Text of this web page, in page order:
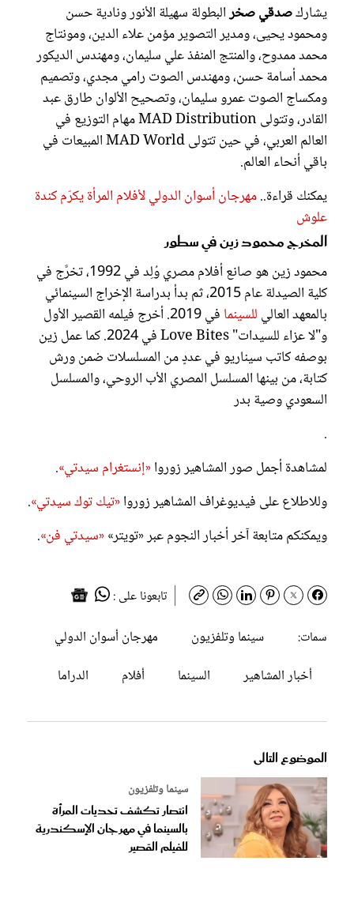
يشاركصدقي صخرالبطولة سهيلة الأنور ونادية حسن
ومحمود يحيى، ومدير التصوير مؤمن علاء الدين، ومونتاج
محمد ممدوح، والمنتج المنفذ علي سليمان، ومهندس الديكور
محمد أسامة حسن، ومهندس الصوت رامي مجدي، وتصميم
ومكساج الصوت عمرو سليمان، وتصحيح الألوان طارق عبد
القادر، وتتولى MAD Distribution مهام التوزيع في
العالم العربي، في حين تتولى MAD World المبيعات في
باقي أنحاء العالم.
يمكنك قراءة..مهرجان أسوان الدولي لأفلام المرأة يكرّم كندة
علوش
المخرج محمود زين في سطور
محمود زين هو صانع أفلام مصري وُلِد في 1992، تخرَّج في
كلية الصيدلة عام 2015، ثم بدأ بدراسة الإخراج السينمائي
بالمعهد العالي للسينما
في 2019. أخرج فيلمه القصير الأول
و"لا عزاء للسيدات" Love Bites في 2024. كما عمل زين
بوصفه كاتب سيناريو في عددٍ من المسلسلات ضمن ورش
كتابة، من بينها المسلسل المصري الأب الروحي، والمسلسل
السعودي وصية بدر
.
لمشاهدة أجمل صور المشاهير زوروا«إنستغرام سيدتي».
وللاطلاع على فيديوغراف المشاهير زوروا«تيك توك سيدتي».
ويمكنكم متابعة آخر أخبار النجوم عبر «تويتر»«سيدتي فن».
تابعونا على :
سمات:
سينما وتلفزيون
مهرجان أسوان الدولي
أخبار المشاهير
السينما أفلام الدراما
الموضوع التالى
سينما وتلفزيون
انتصار تكشف تحديات المرأة
بالسينما في مهرجان الإسكندرية
للفيلم القصير